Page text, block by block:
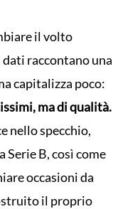
il volto
raccontano una
capitalizza poco:
ma di qualità.
nello specchio,
B, così come
occasioni da
il proprio